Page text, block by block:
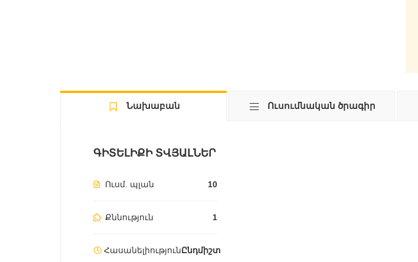
Նախաբան Ուսումնական ծրագիր
ԳԻՏԵԼԻՔԻ ՏՎՅԱԼՆԵՐ
Ուսմ. պլան 10
Քննություն 1
ՀասանելիությունԸնդմիշտ